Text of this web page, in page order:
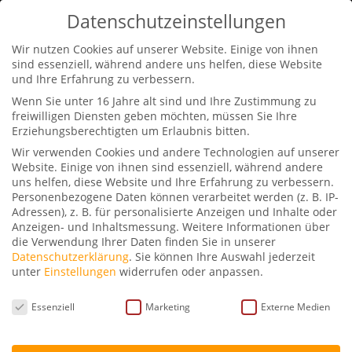
0170-2311441 info@petraschwarz.de
VORSICHT SchwarzWild
von Petra Schwarz|Juni 14, 2025|Podcast -
VORSICHT SchwarzWild|0 Kommentare
Datenschutzeinstellungen
Wir nutzen Cookies auf unserer Website. Einige von ihnen
sind essenziell, während andere uns helfen, diese Website
und Ihre Erfahrung zu verbessern.
Wenn Sie unter 16 Jahre alt sind und Ihre Zustimmung zu
freiwilligen Diensten geben möchten, müssen Sie Ihre
Erziehungsberechtigten um Erlaubnis bitten.
Wir verwenden Cookies und andere Technologien auf unserer
Website. Einige von ihnen sind essenziell, während andere
uns helfen, diese Website und Ihre Erfahrung zu verbessern.
Personenbezogene Daten können verarbeitet werden (z. B. IP-
Adressen), z. B. für personalisierte Anzeigen und Inhalte oder
Anzeigen- und Inhaltsmessung. Weitere Informationen über
die Verwendung Ihrer Daten finden Sie in unserer
Datenschutzerklärung. Sie können Ihre Auswahl jederzeit
unter Einstellungen widerrufen oder anpassen.
Datenschutzeinstellungen
Essenziell Marketing Externe Medien